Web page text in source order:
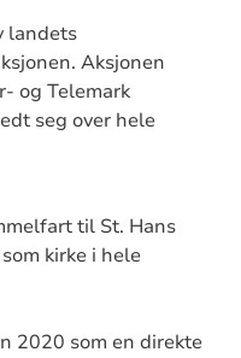
landets
Aksjonen
og Telemark
seg over hele
til St. Hans
kirke i hele
2020 som en direkte